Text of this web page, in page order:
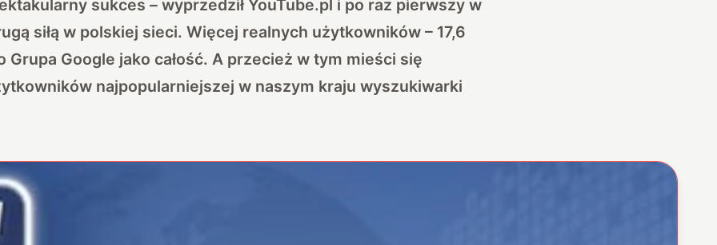
sukces – wyprzedził YouTube.pl i po raz pierwszy w
siłą w polskiej sieci. Więcej realnych użytkowników – 17,6
Grupa Google jako całość. A przecież w tym mieści się
najpopularniejszej w naszym kraju wyszukiwarki